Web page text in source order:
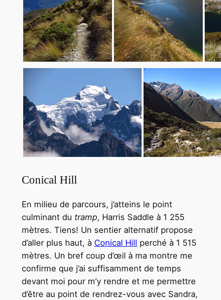
Conical Hill
En milieu de parcours, j’atteins le point
culminant du tramp, Harris Saddle à 1 255
mètres. Tiens! Un sentier alternatif propose
d’aller plus haut, à Conical Hill perché à 1 515
mètres. Un bref coup d’œil à ma montre me
confirme que j’ai suffisamment de temps
devant moi pour m’y rendre et me permettre
d’être au point de rendrez-vous avec Sandra,